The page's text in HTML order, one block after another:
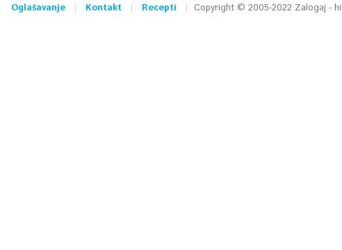
Oglašavanje Kontakt Recepti Copyright © 2005-2022 Zalogaj -